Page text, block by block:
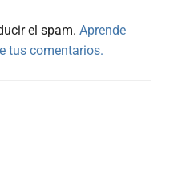
el spam. Aprende
tus comentarios.